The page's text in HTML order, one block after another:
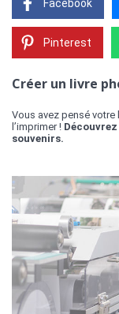
Facebook
Pinterest
Créer un livre
Vous avez pensé
l’imprimer !
souvenirs.